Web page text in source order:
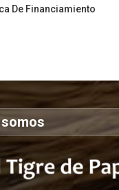
De Financiamiento